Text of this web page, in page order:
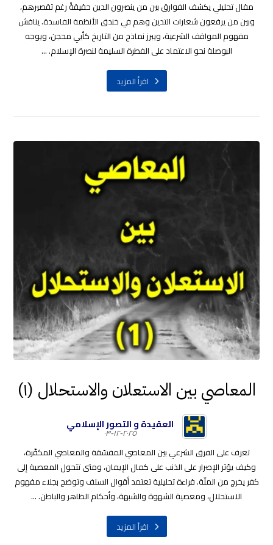
مقال تحليلي يكشف الفوارق بين من ينصرون الدين حقيقةً رغم تقصيرهم،
وبين من يرفعون شعارات التدين وهم في خندق الأنظمة الفاسدة. يناقش
مفهوم المواقف الشرعية، ويبرز نماذج من التاريخ كأبي محجن، ويوجه
البوصلة نحو الاعتماد على الفطرة السليمة لنصرة الإسلام. ...
اقرأ المزيد
المعاصي بين الاستعلان والاستحلال (١)
العقيدة و التصور الإسلامي
٢٠٢٥-١٢-٠٣
تعرف على الفرق الشرعي بين المعاصي المفسّقة والمعاصي المكفّرة،
وكيف يؤثر الإصرار على الذنب على كمال الإيمان، ومتى تتحول المعصية إلى
كفر يخرج من الملّة. قراءة تحليلية تعتمد أقوال السلف وتوضح بجلاء مفهوم
الاستحلال، ومعصية الشهوة والشبهة، وأحكام الظاهر والباطن. ...
اقرأ المزيد